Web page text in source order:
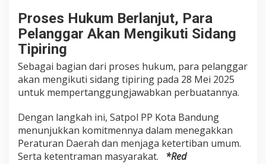
Proses Hukum Berlanjut, Para
Pelanggar Akan Mengikuti Sidang
Tipiring
Sebagai bagian dari proses hukum, para pelanggar
akan mengikuti sidang tipiring pada 28 Mei 2025
untuk mempertanggungjawabkan perbuatannya.
Dengan langkah ini, Satpol PP Kota Bandung
menunjukkan komitmennya dalam menegakkan
Peraturan Daerah dan menjaga ketertiban umum.
Serta ketentraman masyarakat. *Red